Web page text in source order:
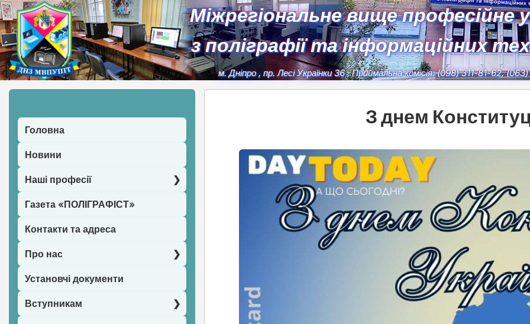
Міжрегіональне вище професійне
з поліграфії та інформаційних
м. Дніпро,пр. Лесі Українки 36, Приймальна комісія:(098) 311-81-62,
Головна
Новини
Наші професії
Газета «ПОЛІГРАФІСТ»
Контакти та адреса
Про нас
Установчі документи
Вступникам
З днем